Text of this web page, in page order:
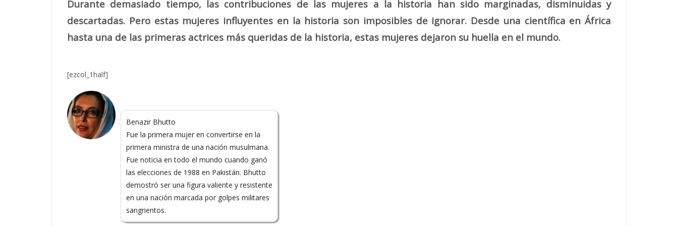
Durante demasiado tiempo, las contribuciones de las mujeres a la historia han sido marginadas, disminuidas y
descartadas. Pero estas mujeres influyentes en la historia son imposibles de ignorar. Desde una científica en África
hasta una de las primeras actrices más queridas de la historia, estas mujeres dejaron su huella en el mundo.
[ezcol_1half]
Benazir Bhutto
Fue la primera mujer en convertirse en la
primera ministra de una nación musulmana.
Fue noticia en todo el mundo cuando ganó
las elecciones de 1988 en Pakistán. Bhutto
demostró ser una figura valiente y resistente
en una nación marcada por golpes militares
sangrientos.